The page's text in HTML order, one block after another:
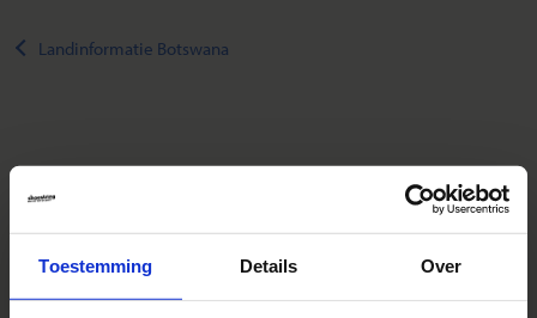
Toestemming Details Over
Landinformatie Botswana
Bestemmingen
Duurzaam reizen